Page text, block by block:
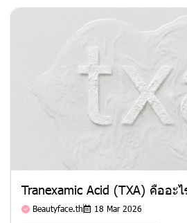
Tranexamic Acid (TXA) คืออะไ
Beautyface.th 18 Mar 2026